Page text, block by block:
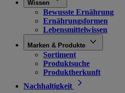
Wissen
Bewusste Ernährung
Ernährungsformen
Lebensmittelwissen
Marken & Produkte
Sortiment
Produktsuche
Produktherkunft
Nachhaltigkeit